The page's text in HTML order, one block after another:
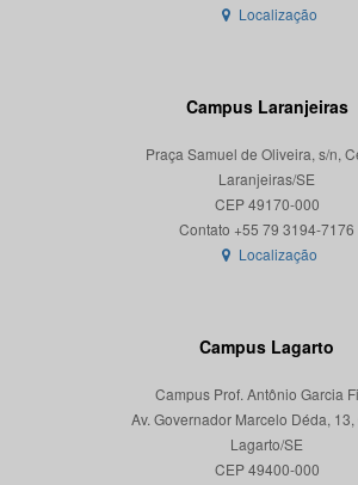
Localização
Campus Laranjeiras
Praça Samuel de Oliveira, s/n,
Laranjeiras/SE
CEP 49170-000
Localização
Campus Lagarto
Campus Prof. Antônio Garcia
Av. Governador Marcelo Déda, 13,
Lagarto/SE
CEP 49400-000